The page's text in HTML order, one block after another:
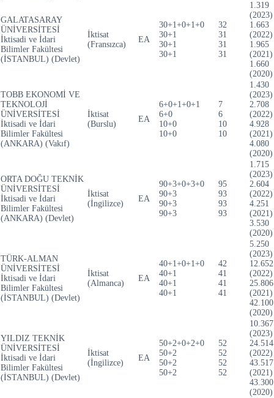
GALATASARAY
ÜNİVERSİTESİ
İktisadi ve İdari
Bilimler Fakültesi
(İSTANBUL) (Devlet)
İktisat
(Fransızca)
EA
30+1+0+1+0
30+1
30+1
30+1
32
31
31
31
1.319
(2023)
1.663
(2022)
1.965
(2021)
1.660
(2020)
TOBB EKONOMİ VE
TEKNOLOJİ
ÜNİVERSİTESİ
İktisadi ve İdari
Bilimler Fakültesi
(ANKARA) (Vakıf)
İktisat
(Burslu)
EA
6+0+1+0+1
6+0
10+0
10+0
7
6
10
10
1.430
(2023)
2.708
(2022)
4.928
(2021)
4.080
(2020)
ORTA DOĞU TEKNİK
ÜNİVERSİTESİ
İktisadi ve İdari
Bilimler Fakültesi
(ANKARA) (Devlet)
İktisat
(İngilizce)
EA
90+3+0+3+0
90+3
90+3
90+3
95
93
93
93
1.715
(2023)
2.604
(2022)
4.251
(2021)
3.530
(2020)
TÜRK-ALMAN
ÜNİVERSİTESİ
İktisadi ve İdari
Bilimler Fakültesi
(İSTANBUL) (Devlet)
İktisat
(Almanca)
EA
40+1+0+1+0
40+1
40+1
40+1
42
41
41
41
5.250
(2023)
12.652
(2022)
25.806
(2021)
42.100
(2020)
YILDIZ TEKNİK
ÜNİVERSİTESİ
İktisadi ve İdari
Bilimler Fakültesi
(İSTANBUL) (Devlet)
İktisat
(İngilizce)
EA
50+2+0+2+0
50+2
50+2
50+2
52
52
52
52
10.367
(2023)
24.514
(2022)
43.517
(2021)
43.300
(2020)